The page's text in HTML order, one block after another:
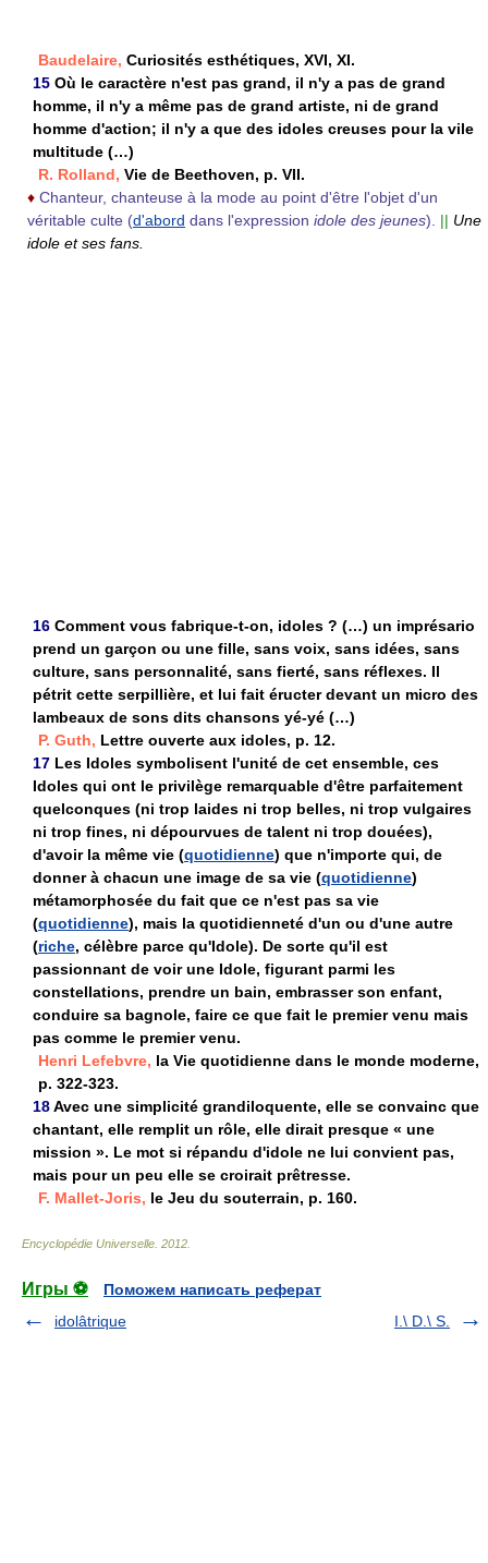
Baudelaire, Curiosités esthétiques, XVI, XI.
15 Où le caractère n'est pas grand, il n'y a pas de grand
homme, il n'y a même pas de grand artiste, ni de grand
homme d'action; il n'y a que des idoles creuses pour la vile
multitude (…)
R. Rolland, Vie de Beethoven, p. VII.
♦ Chanteur, chanteuse à la mode au point d'être l'objet d'un
véritable culte (d'abord dans l'expression idole des jeunes). || Une
idole et ses fans.
16 Comment vous fabrique-t-on, idoles ? (…) un imprésario
prend un garçon ou une fille, sans voix, sans idées, sans
culture, sans personnalité, sans fierté, sans réflexes. Il
pétrit cette serpillière, et lui fait éructer devant un micro des
lambeaux de sons dits chansons yé-yé (…)
P. Guth, Lettre ouverte aux idoles, p. 12.
17 Les Idoles symbolisent l'unité de cet ensemble, ces
Idoles qui ont le privilège remarquable d'être parfaitement
quelconques (ni trop laides ni trop belles, ni trop vulgaires
ni trop fines, ni dépourvues de talent ni trop douées),
d'avoir la même vie (quotidienne) que n'importe qui, de
donner à chacun une image de sa vie (quotidienne)
métamorphosée du fait que ce n'est pas sa vie
(quotidienne), mais la quotidienneté d'un ou d'une autre
(riche, célèbre parce qu'Idole). De sorte qu'il est
passionnant de voir une Idole, figurant parmi les
constellations, prendre un bain, embrasser son enfant,
conduire sa bagnole, faire ce que fait le premier venu mais
pas comme le premier venu.
Henri Lefebvre, la Vie quotidienne dans le monde moderne,
p. 322-323.
18Avec une simplicité grandiloquente, elle se convainc que
chantant, elle remplit un rôle, elle dirait presque « une
mission ». Le mot si répandu d'idole ne lui convient pas,
mais pour un peu elle se croirait prêtresse.
F. Mallet-Joris, le Jeu du souterrain, p. 160.
Encyclopédie Universelle 2012
Игры ⚽
Поможем написать реферат
idolâtrique
I.\ D.\ S.